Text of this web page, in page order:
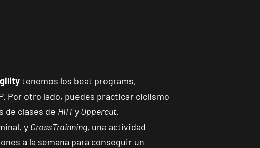
tenemos los beat programs,
. Por otro lado, puedes practicar ciclismo
de clases de HIITyUppercut.
y CrossTrainning, una actividad
a la semana para conseguir un